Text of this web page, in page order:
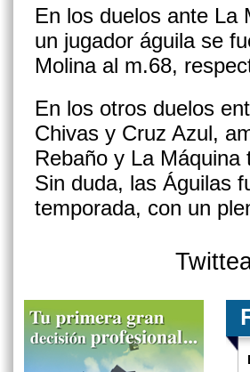
En los duelos ante La
un jugador águila se
Molina al m.68,
En los otros duelos
Chivas y Cruz Azul,
Rebaño y La
Sin duda, las Águilas
temporada, con un